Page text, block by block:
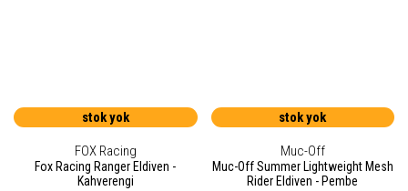
stok yok
FOX Racing
Fox Racing Ranger Eldiven -
Kahverengi
stok yok
Muc-Off
Muc-Off Summer Lightweight Mesh
Rider Eldiven - Pembe